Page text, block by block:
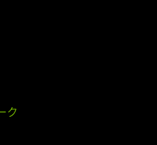
ク